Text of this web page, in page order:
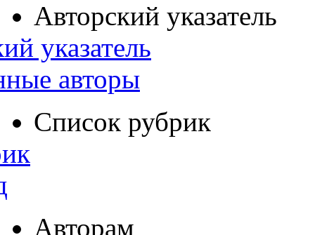
Авторский указатель
указатель
авторы
Список рубрик
Авторам